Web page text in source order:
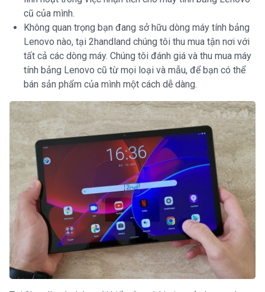
cũ của mình.
Không quan trọng bạn đang sở hữu dòng máy tính bảng
Lenovo nào, tại 2handland chúng tôi thu mua tận nơi với
tất cả các dòng máy. Chúng tôi đánh giá và thu mua máy
tính bảng Lenovo cũ từ mọi loại và mẫu, để bạn có thể
bán sản phẩm của mình một cách dễ dàng.